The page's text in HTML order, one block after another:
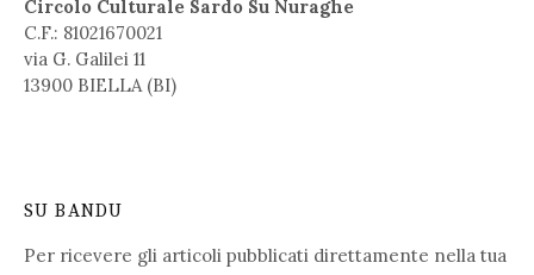
Circolo Culturale Sardo Su Nuraghe
C.F.: 81021670021
via G. Galilei 11
13900 BIELLA (BI)
SU BANDU
Per ricevere gli articoli pubblicati direttamente nella tua